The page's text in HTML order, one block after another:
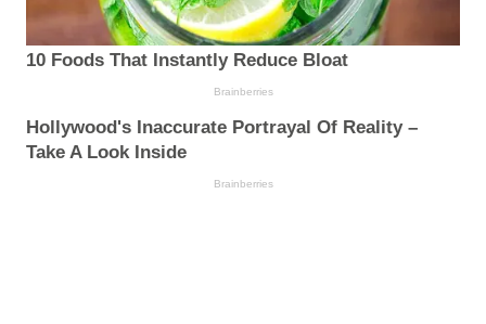
10 Foods That Instantly Reduce Bloat
Brainberries
Hollywood's Inaccurate Portrayal Of Reality –
Take A Look Inside
Brainberries